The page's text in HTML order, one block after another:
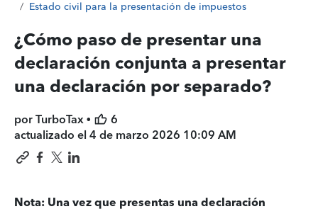
/ Estado civil para la presentación de impuestos
¿Cómo paso de presentar una
declaración conjunta a presentar
una declaración por separado?
por TurboTax •
6
actualizado el 4 de marzo 2026 10:09 AM
Nota: Una vez que presentas una declaración